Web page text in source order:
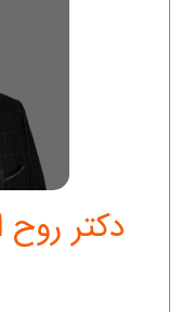
دکتر روح